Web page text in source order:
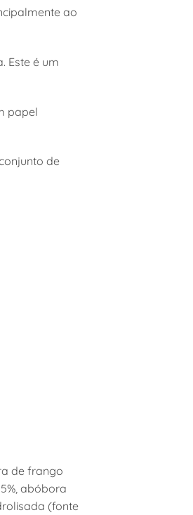
ao
Este é um
papel
de
de frango
abóbora
(fonte